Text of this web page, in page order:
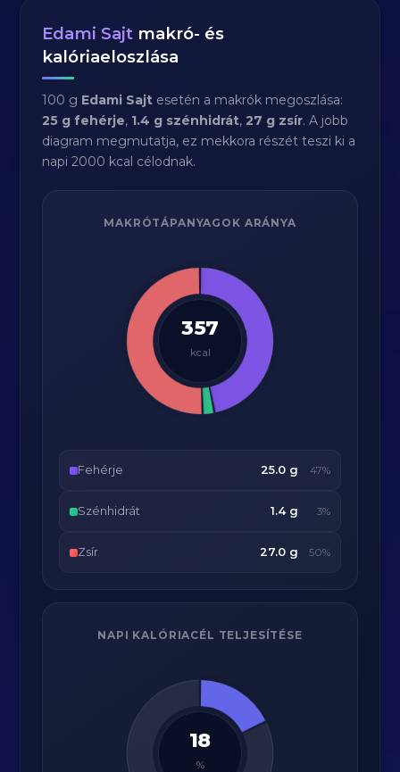
Edami Sajt makró- és
kalóriaeloszlása
100 g Edami Sajt esetén a makrók megoszlása:
25 g fehérje, 1.4 g szénhidrát,27 g zsír. A jobb
diagram megmutatja, ez mekkora részét teszi ki a
napi 2000 kcal célodnak.
MAKRÓTÁPANYAGOK ARÁNYA
357
kcal
Fehérje 25.0 g 47%
Szénhidrát 1.4 g 3%
Zsír 27.0 g 50%
NAPI KALÓRIACÉL TELJESÍTÉSE
18
%